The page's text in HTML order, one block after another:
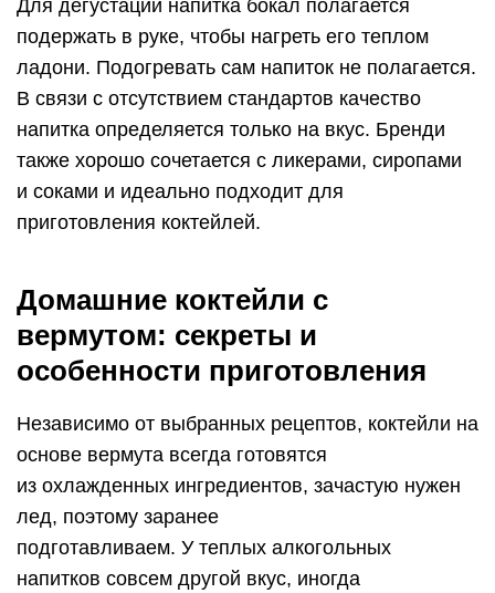
Для дегустации напитка бокал полагается
подержать в руке, чтобы нагреть его теплом
ладони. Подогревать сам напиток не полагается.
В связи с отсутствием стандартов качество
напитка определяется только на вкус. Бренди
также хорошо сочетается с ликерами, сиропами
и соками и идеально подходит для
приготовления коктейлей.
Домашние коктейли с
вермутом: секреты и
особенности приготовления
Независимо от выбранных рецептов, коктейли на
основе вермута всегда готовятся
из охлажденных ингредиентов, зачастую нужен
лед, поэтому заранее
подготавливаем. У теплых алкогольных
напитков совсем другой вкус, иногда